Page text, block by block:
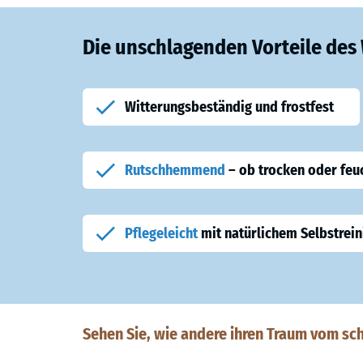
Die unschlagenden Vorteile des
Witterungsbeständig und frostfest
Rutschhemmend – ob trocken oder
Pflegeleichtmit natürlichem
Sehen Sie, wie andere ihren Traum vom